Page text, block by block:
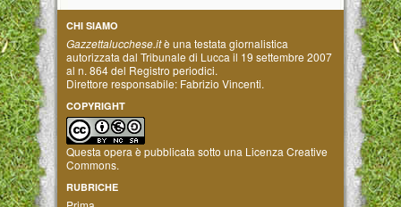
CHI SIAMO
Gazzettalucchese.itè una testata giornalistica
autorizzata dal Tribunale di Lucca il 19 settembre 2007
al n. 864 del Registro periodici.
Direttore responsabile: Fabrizio Vincenti.
COPYRIGHT
Questa opera è pubblicata sotto una Licenza Creative
Commons.
RUBRICHE